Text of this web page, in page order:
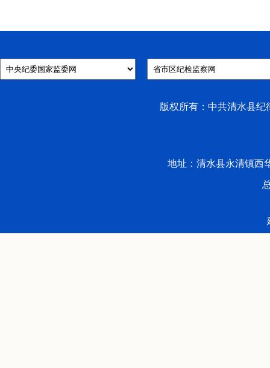
版权所有：中共清水县纪
地址：清水县永清镇西